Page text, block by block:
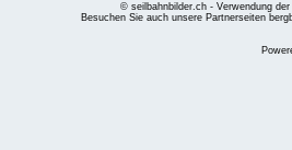
© seilbahnbilder.ch - Verwendung
Besuchen Sie auch unsere Partnerseiten